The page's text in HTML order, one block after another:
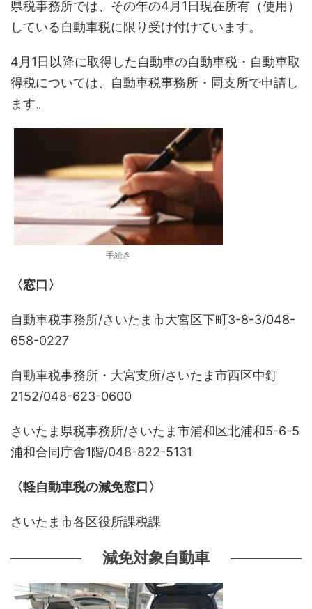
県税事務所では、その年の4月1日現在所有（使用）
している自動車税に限り受け付けています。
4月1日以降に取得した自動車の自動車税・自動車取
得税については、自動車税事務所・同支所で申請し
ます。
手続き
〈窓口〉
自動車税事務所/さいたま市大宮区下町3-8-3/048-
658-0227
自動車税事務所・大宮支所/さいたま市西区中釘
2152/048-623-0600
さいたま県税事務所/さいたま市浦和区北浦和5-6-5
浦和合同庁舎1階/048-822-5131
〈軽自動車税の減免窓口〉
さいたま市各区役所課税課
減免対象自動車